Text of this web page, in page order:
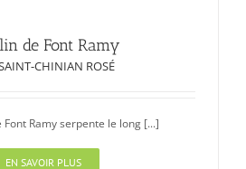
de Font Ramy
CHINIAN ROSÉ
Font Ramy serpente le long [...]
EN SAVOIR PLUS